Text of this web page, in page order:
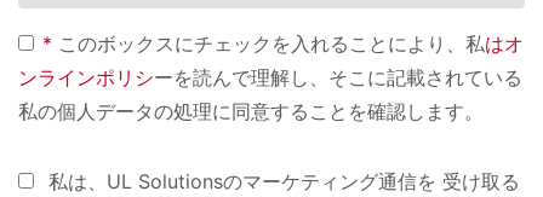
* このボックスにチェックを入れることにより、私はオ
ンラインポリシーを読んで理解し、そこに記載されている
私の個人データの処理に同意することを確認します。
私は、UL Solutionsのマーケティング通信を 受け取る